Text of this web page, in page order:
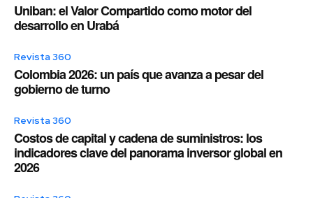
Uniban: el Valor Compartido como motor del
desarrollo en Urabá
Revista 360
Colombia 2026: un país que avanza a pesar del
gobierno de turno
Revista 360
Costos de capital y cadena de suministros: los
indicadores clave del panorama inversor global en
2026